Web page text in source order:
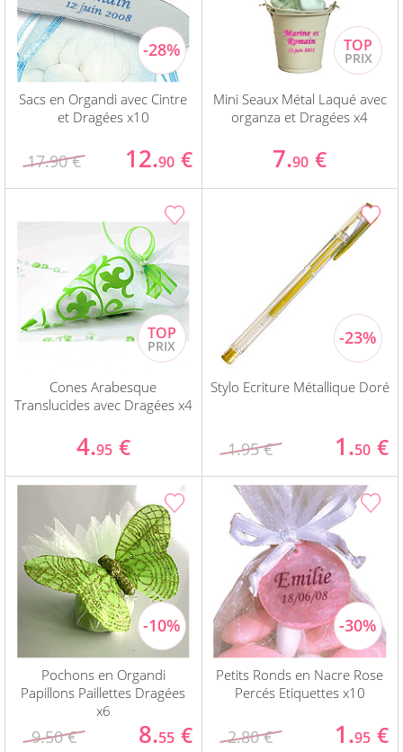
Sacs en Organdi avec Cintre
et Dragées x10
17.90 € 12.90 €
Mini Seaux Métal Laqué avec
organza et Dragées x4
7.90 €
Cones Arabesque
Translucides avec Dragées x4
4.95 €
Stylo Ecriture Métallique Doré
1.95 € 1.50 €
Pochons en Organdi
Papillons Paillettes Dragées
x6
9.50 € 8.55 €
Petits Ronds en Nacre Rose
Percés Etiquettes x10
2.80 € 1.95 €